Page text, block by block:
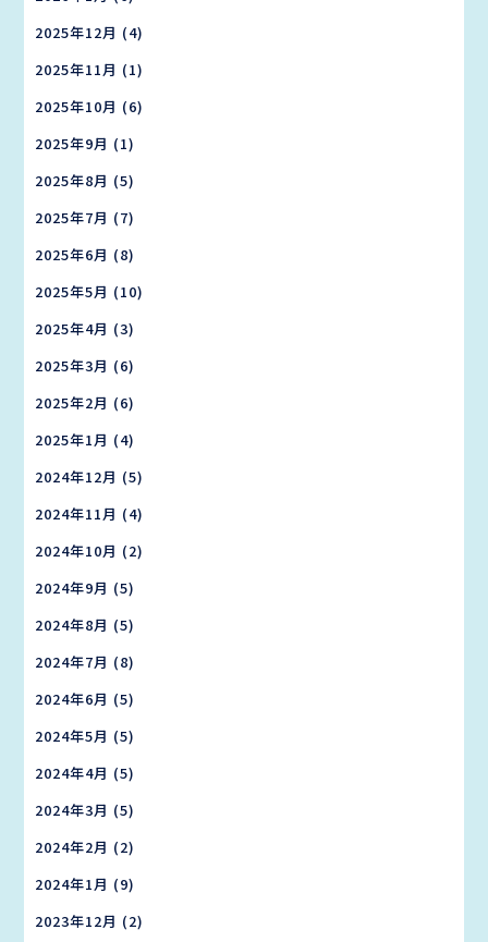
2025年12月 (4)
2025年11月 (1)
2025年10月 (6)
2025年9月 (1)
2025年8月 (5)
2025年7月 (7)
2025年6月 (8)
2025年5月 (10)
2025年4月 (3)
2025年3月 (6)
2025年2月 (6)
2025年1月 (4)
2024年12月 (5)
2024年11月 (4)
2024年10月 (2)
2024年9月 (5)
2024年8月 (5)
2024年7月 (8)
2024年6月 (5)
2024年5月 (5)
2024年4月 (5)
2024年3月 (5)
2024年2月 (2)
2024年1月 (9)
2023年12月 (2)